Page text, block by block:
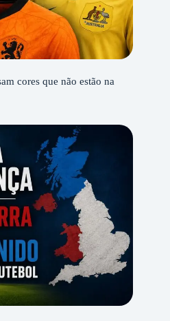
cores que não estão na